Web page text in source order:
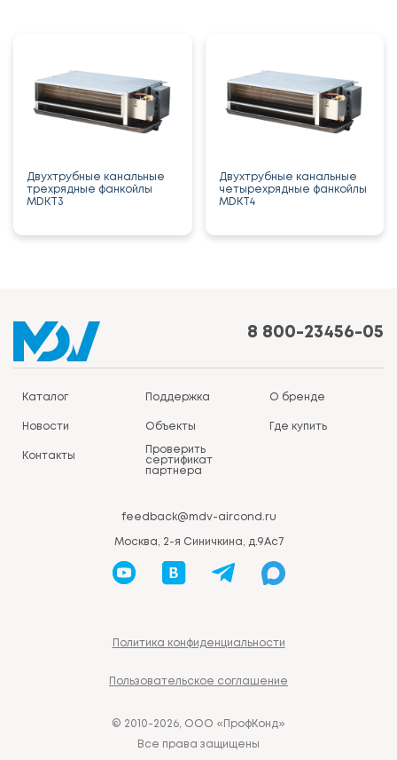
Двухтрубные канальные
трехрядные фанкойлы
MDKT3
Двухтрубные канальные
четырехрядные фанкойлы
MDKT4
8 800-23456-05
Каталог Поддержка О бренде
Новости Объекты Где купить
Контакты
Проверить
сертификат
партнера
feedback@mdv-aircond.ru
Москва, 2-я Синичкина, д.9Ас7
Политика конфиденциальности
Пользовательское соглашение
© 2010-2026, ООО «ПрофКонд»
Все права защищены